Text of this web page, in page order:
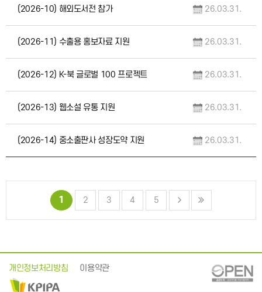
(2026-10) 해외도서전 참가 26.03.31.
(2026-11) 수출용 홍보자료 지원 26.03.31.
(2026-12) K-북 글로벌 100 프로젝트 26.03.31.
(2026-13) 웹소설 유통 지원 26.03.31.
(2026-14) 중소출판사 성장도약 지원 26.03.31.
1 2 3 4 5
개인정보처리방침 이용약관